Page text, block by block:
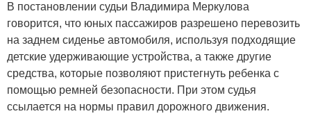
В постановлении судьи Владимира Меркулова
говорится, что юных пассажиров разрешено перевозить
на заднем сиденье автомобиля, используя подходящие
детские удерживающие устройства, а также другие
средства, которые позволяют пристегнуть ребенка с
помощью ремней безопасности. При этом судья
ссылается на нормы правил дорожного движения.